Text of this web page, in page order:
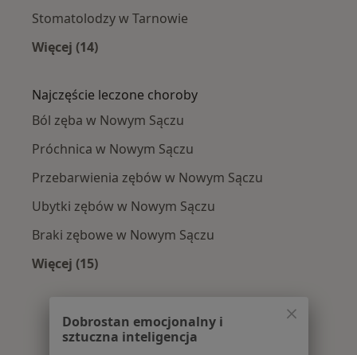
Stomatolodzy w Tarnowie
Więcej (14)
Najczęście leczone choroby
Ból zęba w Nowym Sączu
Próchnica w Nowym Sączu
Przebarwienia zębów w Nowym Sączu
Ubytki zębów w Nowym Sączu
Braki zębowe w Nowym Sączu
Więcej (15)
Dobrostan emocjonalny i
sztuczna inteligencja